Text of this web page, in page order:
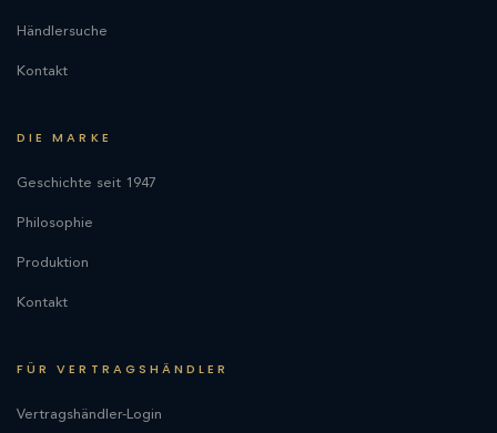
Händlersuche
Kontakt
DIE MARKE
Geschichte seit 1947
Philosophie
Produktion
Kontakt
FÜR VERTRAGSHÄNDLER
Vertragshändler-Login